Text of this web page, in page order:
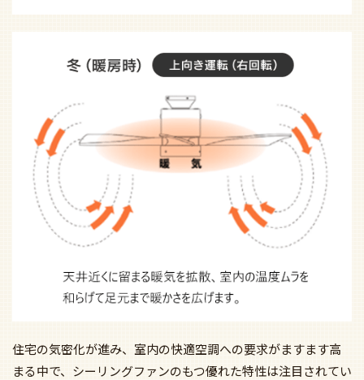
住宅の気密化が進み、室内の快適空調への要求がますます高
まる中で、シーリングファンのもつ優れた特性は注目されてい